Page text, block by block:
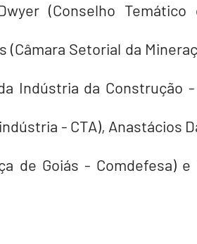
(Conselho Temático
Setorial da
Indústria da Construção -
- CTA), Anastácios
de Goiás - Comdefesa) e